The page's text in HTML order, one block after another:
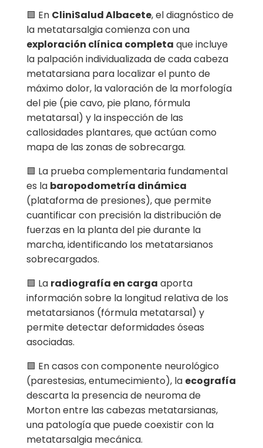
🟩 En CliniSalud Albacete, el diagnóstico de
la metatarsalgia comienza con una
exploración clínica completa que incluye
la palpación individualizada de cada cabeza
metatarsiana para localizar el punto de
máximo dolor, la valoración de la morfología
del pie (pie cavo, pie plano, fórmula
metatarsal) y la inspección de las
callosidades plantares, que actúan como
mapa de las zonas de sobrecarga.
🟩 La prueba complementaria fundamental
es la baropodometría dinámica
(plataforma de presiones), que permite
cuantificar con precisión la distribución de
fuerzas en la planta del pie durante la
marcha, identificando los metatarsianos
sobrecargados.
🟩 La radiografía en carga aporta
información sobre la longitud relativa de los
metatarsianos (fórmula metatarsal) y
permite detectar deformidades óseas
asociadas.
🟩 En casos con componente neurológico
(parestesias, entumecimiento), la ecografía
descarta la presencia de neuroma de
Morton entre las cabezas metatarsianas,
una patología que puede coexistir con la
metatarsalgia mecánica.